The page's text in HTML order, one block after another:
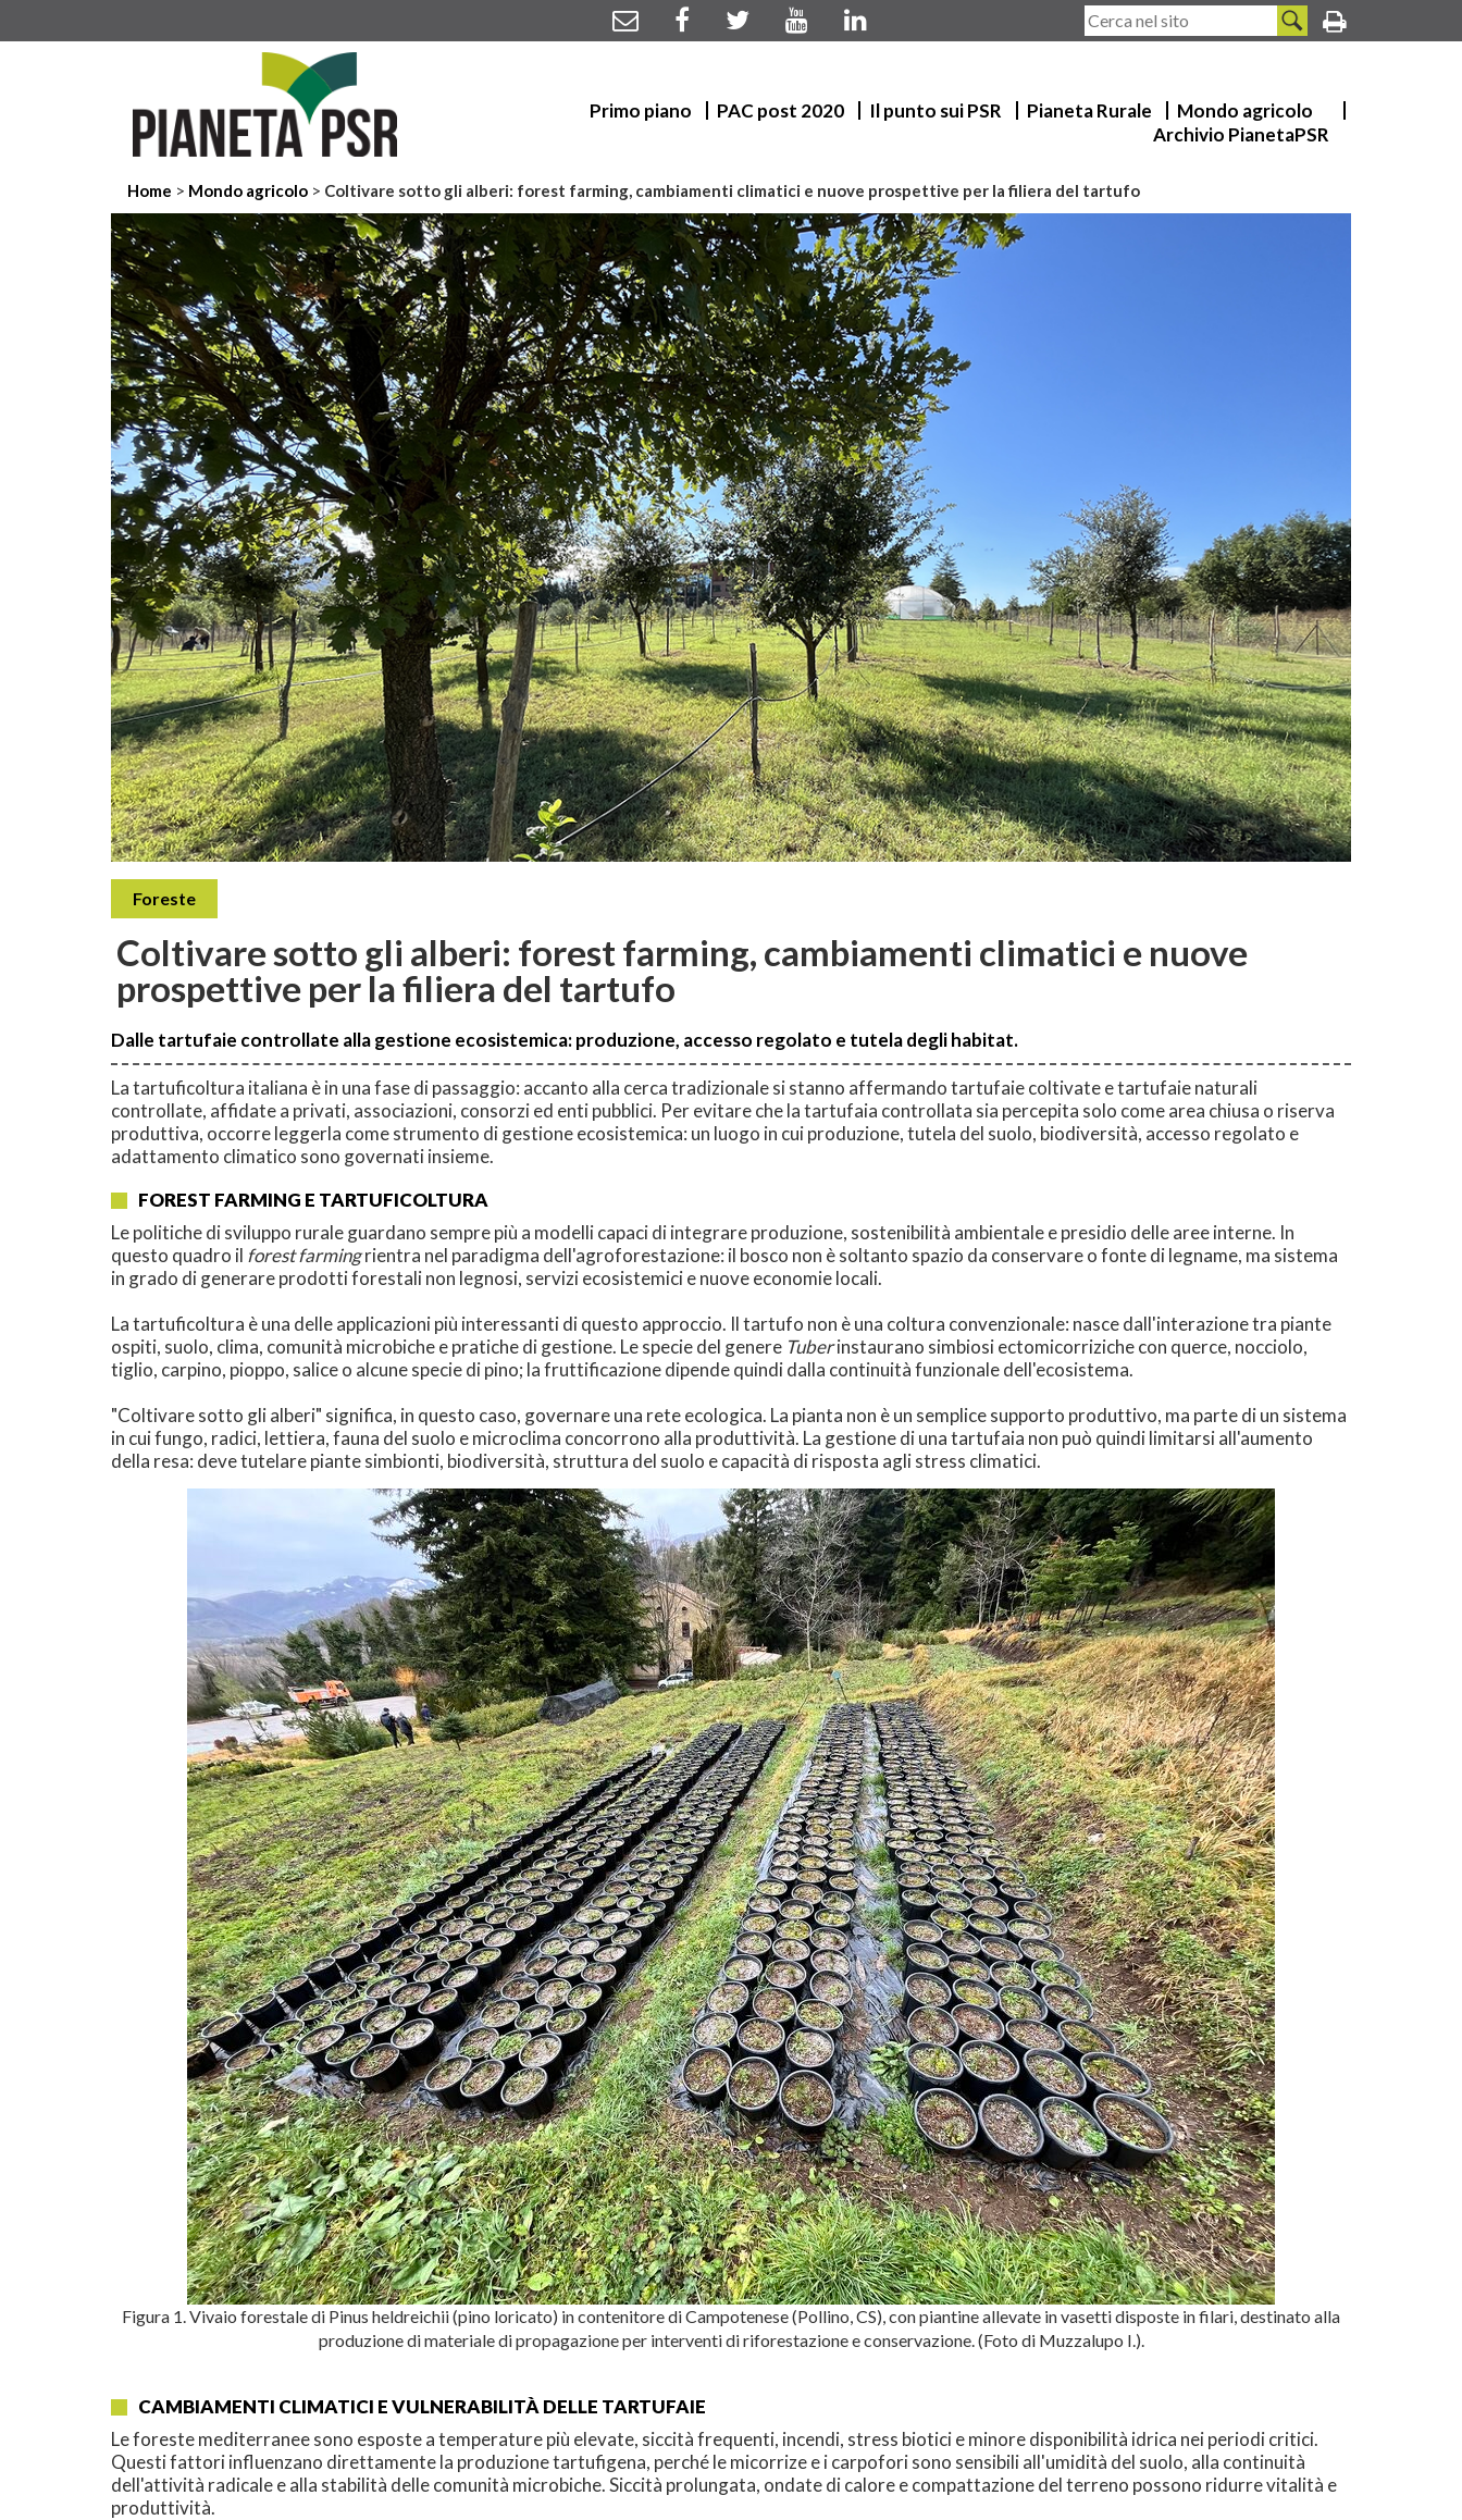
Primo piano PAC post 2020 Il punto sui PSR Pianeta Rurale
Mondo agricolo
Archivio PianetaPSR
Home > Mondo agricolo > Coltivare sotto gli alberi: forest farming, cambiamenti climatici e nuove prospettive per la filiera del tartufo
Foreste
Coltivare sotto gli alberi: forest farming, cambiamenti climatici e nuove
prospettive per la filiera del tartufo
Dalle tartufaie controllate alla gestione ecosistemica: produzione, accesso regolato e tutela degli habitat.
La tartuficoltura italiana è in una fase di passaggio: accanto alla cerca tradizionale si stanno affermando tartufaie coltivate e tartufaie naturali
controllate, affidate a privati, associazioni, consorzi ed enti pubblici. Per evitare che la tartufaia controllata sia percepita solo come area chiusa o riserva
produttiva, occorre leggerla come strumento di gestione ecosistemica: un luogo in cui produzione, tutela del suolo, biodiversità, accesso regolato e
adattamento climatico sono governati insieme.
FOREST FARMING E TARTUFICOLTURA
Le politiche di sviluppo rurale guardano sempre più a modelli capaci di integrare produzione, sostenibilità ambientale e presidio delle aree interne. In
questo quadro il forest farmingrientra nel paradigma dell'agroforestazione: il bosco non è soltanto spazio da conservare o fonte di legname, ma sistema
in grado di generare prodotti forestali non legnosi, servizi ecosistemici e nuove economie locali.
La tartuficoltura è una delle applicazioni più interessanti di questo approccio. Il tartufo non è una coltura convenzionale: nasce dall'interazione tra piante
ospiti, suolo, clima, comunità microbiche e pratiche di gestione. Le specie del genere Tuberinstaurano simbiosi ectomicorriziche con querce, nocciolo,
tiglio, carpino, pioppo, salice o alcune specie di pino; la fruttificazione dipende quindi dalla continuità funzionale dell'ecosistema.
"Coltivare sotto gli alberi" significa, in questo caso, governare una rete ecologica. La pianta non è un semplice supporto produttivo, ma parte di un sistema
in cui fungo, radici, lettiera, fauna del suolo e microclima concorrono alla produttività. La gestione di una tartufaia non può quindi limitarsi all'aumento
della resa: deve tutelare piante simbionti, biodiversità, struttura del suolo e capacità di risposta agli stress climatici.
Figura 1. Vivaio forestale di Pinus heldreichii (pino loricato) in contenitore di Campotenese (Pollino, CS), con piantine allevate in vasetti disposte in filari, destinato alla
produzione di materiale di propagazione per interventi di riforestazione e conservazione. (Foto di Muzzalupo I.).
CAMBIAMENTI CLIMATICI E VULNERABILITÀ DELLE TARTUFAIE
Le foreste mediterranee sono esposte a temperature più elevate, siccità frequenti, incendi, stress biotici e minore disponibilità idrica nei periodi critici.
Questi fattori influenzano direttamente la produzione tartufigena, perché le micorrize e i carpofori sono sensibili all'umidità del suolo, alla continuità
dell'attività radicale e alla stabilità delle comunità microbiche. Siccità prolungata, ondate di calore e compattazione del terreno possono ridurre vitalità e
produttività.